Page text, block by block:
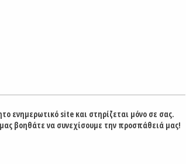
ενημερωτικό site και στηρίζεται μόνο σε σας.
βοηθάτε να συνεχίσουμε την προσπάθειά μας!